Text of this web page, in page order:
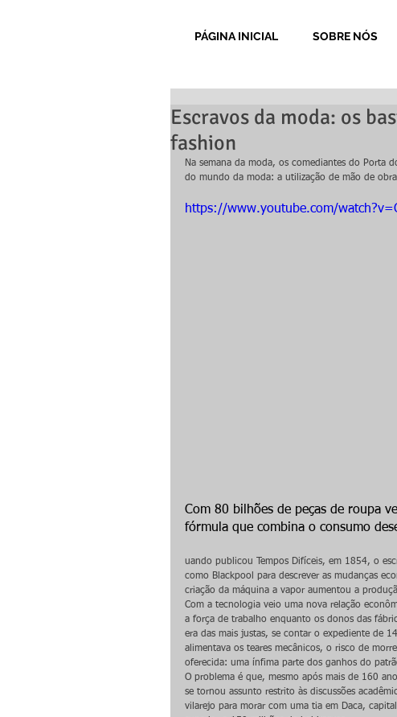
PÁGINA INICIAL SOBRE NÓS
Escravos da moda: os
fashion
Na semana da moda, os comediantes do Porta
do mundo da moda: a utilização de mão de
https://www.youtube.com/
Com 80 bilhões de peças de roupa
fórmula que combina o consumo
uando publicou Tempos Difíceis, em 1854, o
como Blackpool para descrever as mudanças
criação da máquina a vapor aumentou a
Com a tecnologia veio uma nova relação
a força de trabalho enquanto os donos das
era das mais justas, se contar o expediente de
alimentava os teares mecânicos, o risco de
oferecida: uma ínfima parte dos ganhos do
O problema é que, mesmo após mais de 160
se tornou assunto restrito às discussões
vilarejo para morar com uma tia em Daca,